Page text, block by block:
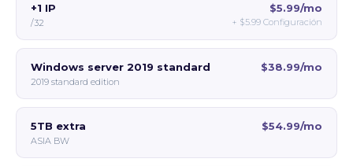
+1 IP
/32
$5.99/mo
+ $5.99 Configuración
Windows server 2019 standard
2019 standard edition
$38.99/mo
5TB extra
ASIA BW
$54.99/mo